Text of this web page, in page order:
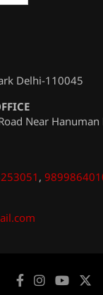
Delhi-110045
Near
,